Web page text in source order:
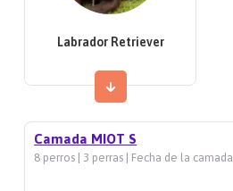
Labrador Retriever
Camada MIOT S
8 perros | 3 perras | Fecha de la